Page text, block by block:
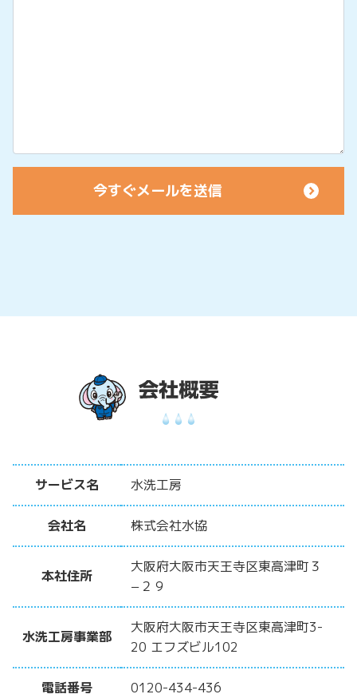
サービス名 水洗工房
会社名 株式会社水協
本社住所
大阪府大阪市天王寺区東高津町３
−２９
水洗工房事業部
大阪府大阪市天王寺区東高津町3-
20 エフズビル102
電話番号 0120-434-436